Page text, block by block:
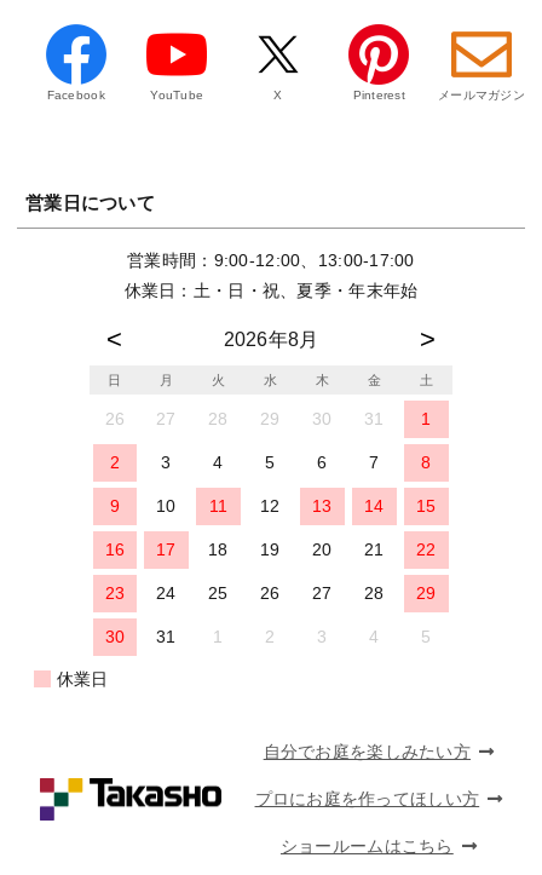
Facebook YouTube X Pinterest メールマガジン
営業日について
営業時間：9:00-12:00、13:00-17:00
休業日：土・日・祝、夏季・年末年始
2026年8月
日 月 火 水 木 金 土
26 27 28 29 30 31 1
2 3 4 5 6 7 8
9 10 11 12 13 14 15
16 17 18 19 20 21 22
23 24 25 26 27 28 29
30 31 1 2 3 4 5
休業日
自分でお庭を楽しみたい方
プロにお庭を作ってほしい方
ショールームはこちら